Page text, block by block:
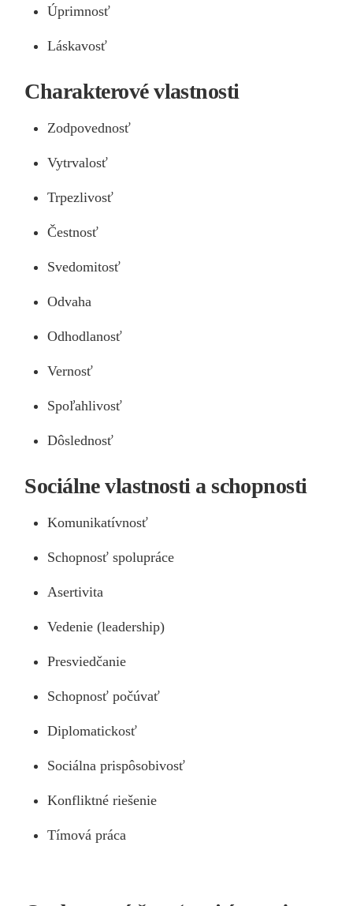
Úprimnosť
Láskavosť
Charakterové vlastnosti
Zodpovednosť
Vytrvalosť
Trpezlivosť
Čestnosť
Svedomitosť
Odvaha
Odhodlanosť
Vernosť
Spoľahlivosť
Dôslednosť
Sociálne vlastnosti a schopnosti
Komunikatívnosť
Schopnosť spolupráce
Asertivita
Vedenie (leadership)
Presviedčanie
Schopnosť počúvať
Diplomatickosť
Sociálna prispôsobivosť
Konfliktné riešenie
Tímová práca